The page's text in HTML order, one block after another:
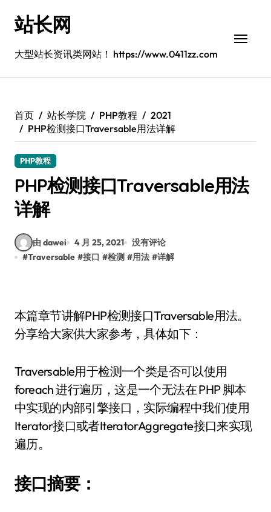
站长网
大型站长资讯类网站！ https://www.0411zz.com
首页 站长学院 PHP教程
2021
PHP检测接口Traversable用法详解
PHP教程
PHP检测接口Traversable用法
详解
由 dawei 4 月 25, 2021
没有评论
#Traversable #接口 #检测 #用法 #详解
本篇章节讲解PHP检测接口Traversable用法。
分享给大家供大家参考，具体如下：
Traversable用于检测一个类是否可以使用
foreach 进行遍历，这是一个无法在 PHP 脚本
中实现的内部引擎接口，实际编程中我们使用
Iterator接口或者IteratorAggregate接口来实现
遍历。
接口摘要：